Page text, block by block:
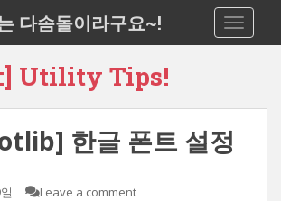
다솜돌이라구요~!
Utility Tips!
한글 폰트 설정
Leave a comment